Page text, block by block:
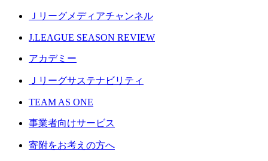
Ｊリーグメディアチャンネル
J.LEAGUE SEASON REVIEW
アカデミー
Ｊリーグサステナビリティ
TEAM AS ONE
事業者向けサービス
寄附をお考えの方へ